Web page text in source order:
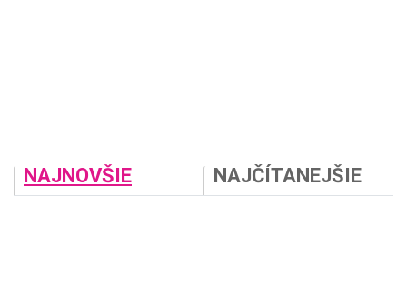
NAJNOVŠIE NAJČÍTANEJŠIE